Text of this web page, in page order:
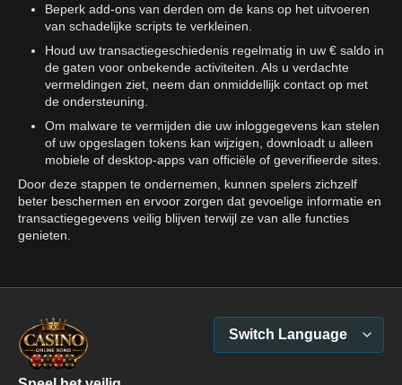
Beperk add-ons van derden om de kans op het uitvoeren
van schadelijke scripts te verkleinen.
Houd uw transactiegeschiedenis regelmatig in uw € saldo in
de gaten voor onbekende activiteiten. Als u verdachte
vermeldingen ziet, neem dan onmiddellijk contact op met
de ondersteuning.
Om malware te vermijden die uw inloggegevens kan stelen
of uw opgeslagen tokens kan wijzigen, downloadt u alleen
mobiele of desktop-apps van officiële of geverifieerde sites.
Door deze stappen te ondernemen, kunnen spelers zichzelf
beter beschermen en ervoor zorgen dat gevoelige informatie en
transactiegegevens veilig blijven terwijl ze van alle functies
genieten.
Switch Language